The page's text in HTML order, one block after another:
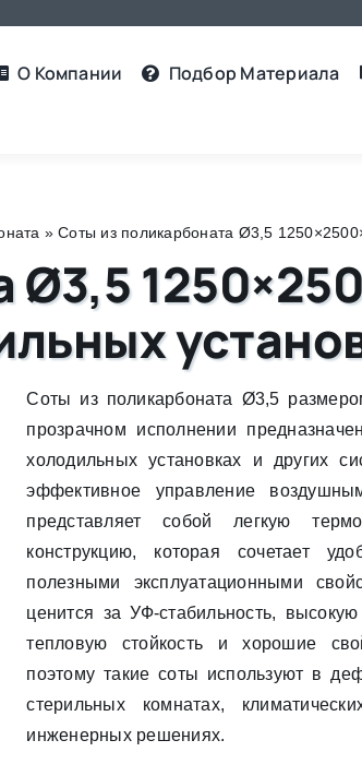
О Компании Подбор Материалa
»Соты из поликарбоната Ø3,5
Ø3,5
Соты из поликарбоната Ø3,5
прозрачном исполнении
холодильных установках и других
эффективное управление
представляет собой легкую
конструкцию, которая сочетает
полезными эксплуатационными
ценится за УФ-стабильность, высокую
тепловую стойкость и хорошие
поэтому такие соты используют в
стерильных комнатах,
инженерных решениях.